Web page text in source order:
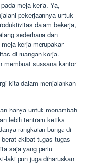
meja kerja. Ya,
pekerjaannya untuk
dalam bekerja,
sederhana dan
kerja merupakan
di ruangan kerja.
membuat suasana kantor
kita dalam menjalankan
hanya untuk menambah
lebih tentram ketika
rangkaian bunga di
akibat tugas-tugas
saja yang perlu
laki pun juga diharuskan